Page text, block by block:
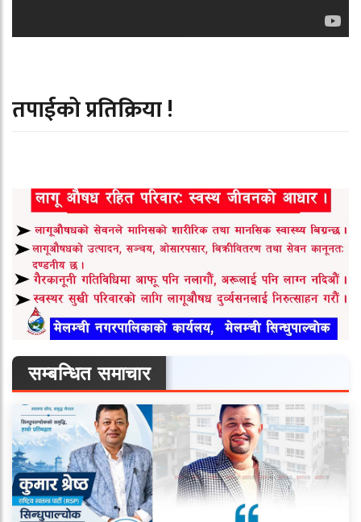
तपाईको प्रतिक्रिया !
सम्बन्धित समाचार